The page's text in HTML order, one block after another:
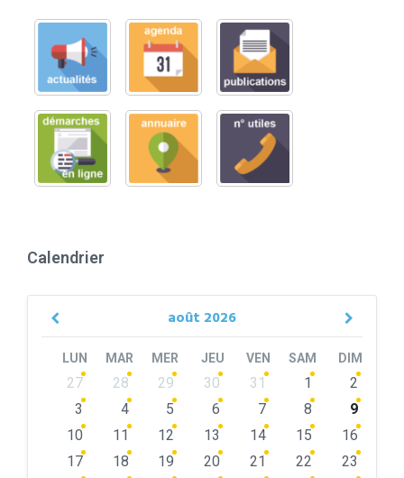
Calendrier
août 2026
Previous
LUN MAR MER JEU VEN SAM DIM
Skip
calendar
27 28 29 30 31 1
2
3
4 5 6 7 8
9
10
11 12 13 14 15
16
17
18 19 20 21 22
23